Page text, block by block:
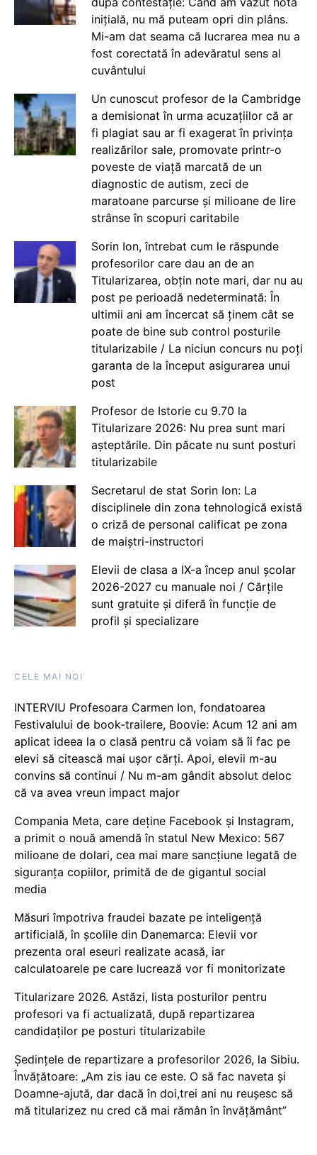
inițială, nu mă puteam opri din plâns.
Mi-am dat seama că lucrarea mea nu a
fost corectată în adevăratul sens al
cuvântului
Un cunoscut profesor de la Cambridge
a demisionat în urma acuzațiilor că ar
fi plagiat sau ar fi exagerat în privința
realizărilor sale, promovate printr-o
poveste de viață marcată de un
diagnostic de autism, zeci de
maratoane parcurse și milioane de lire
strânse în scopuri caritabile
Sorin Ion, întrebat cum le răspunde
profesorilor care dau an de an
Titularizarea, obțin note mari, dar nu au
post pe perioadă nedeterminată: În
ultimii ani am încercat să ținem cât se
poate de bine sub control posturile
titularizabile / La niciun concurs nu poți
garanta de la început asigurarea unui
post
Profesor de Istorie cu 9.70 la
Titularizare 2026: Nu prea sunt mari
așteptările. Din păcate nu sunt posturi
titularizabile
Secretarul de stat Sorin Ion: La
disciplinele din zona tehnologică există
o criză de personal calificat pe zona
de maiștri-instructori
Elevii de clasa a IX-a încep anul școlar
2026-2027 cu manuale noi / Cărțile
sunt gratuite și diferă în funcție de
profil și specializare
CELE MAI NOI
INTERVIU Profesoara Carmen Ion, fondatoarea
Festivalului de book-trailere, Boovie: Acum 12 ani am
aplicat ideea la o clasă pentru că voiam să îi fac pe
elevi să citească mai ușor cărți. Apoi, elevii m-au
convins să continui / Nu m-am gândit absolut deloc
că va avea vreun impact major
Compania Meta, care deține Facebook și Instagram,
a primit o nouă amendă în statul New Mexico: 567
milioane de dolari, cea mai mare sancțiune legată de
siguranța copiilor, primită de de gigantul social
media
Măsuri împotriva fraudei bazate pe inteligență
artificială, în școlile din Danemarca: Elevii vor
prezenta oral eseuri realizate acasă, iar
calculatoarele pe care lucrează vor fi monitorizate
Titularizare 2026. Astăzi, lista posturilor pentru
profesori va fi actualizată, după repartizarea
candidaților pe posturi titularizabile
Ședințele de repartizare a profesorilor 2026, la Sibiu.
Învățătoare: „Am zis iau ce este. O să fac naveta și
Doamne-ajută, dar dacă în doi,trei ani nu reușesc să
mă titularizez nu cred că mai rămân în învățământ”